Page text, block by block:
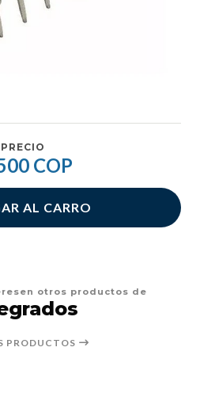
PRECIO
COP
AL CARRO
otros productos de
PRODUCTOS